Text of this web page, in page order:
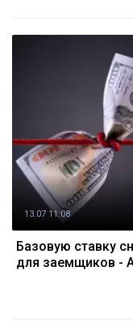
13.07 11:08
Базовую ставку
для заемщиков -